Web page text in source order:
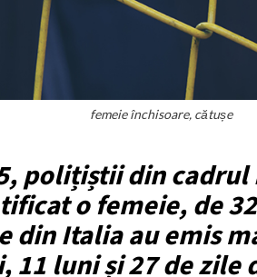
femeie închisoare, cătușe
polițiștii din
o femeie, de
Italia au emis
11 luni și 27 de zile